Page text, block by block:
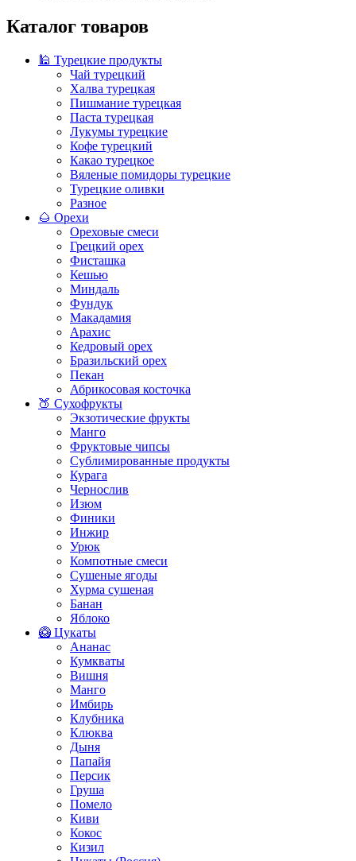
Каталог товаров
🕌 Турецкие продукты
Чай турецкий
Халва турецкая
Пишмание турецкая
Паста турецкая
Лукумы турецкие
Кофе турецкий
Какао турецкое
Вяленые помидоры турецкие
Турецкие оливки
Разное
🌰 Орехи
Ореховые смеси
Грецкий орех
Фисташка
Кешью
Миндаль
Фундук
Макадамия
Арахис
Кедровый орех
Бразильский орех
Пекан
Абрикосовая косточка
🍑 Сухофрукты
Экзотические фрукты
Манго
Фруктовые чипсы
Сублимированные продукты
Курага
Чернослив
Изюм
Финики
Инжир
Урюк
Компотные смеси
Сушеные ягоды
Хурма сушеная
Банан
Яблоко
🥝 Цукаты
Ананас
Кумкваты
Вишня
Манго
Имбирь
Клубника
Клюква
Дыня
Папайя
Персик
Груша
Помело
Киви
Кокос
Кизил